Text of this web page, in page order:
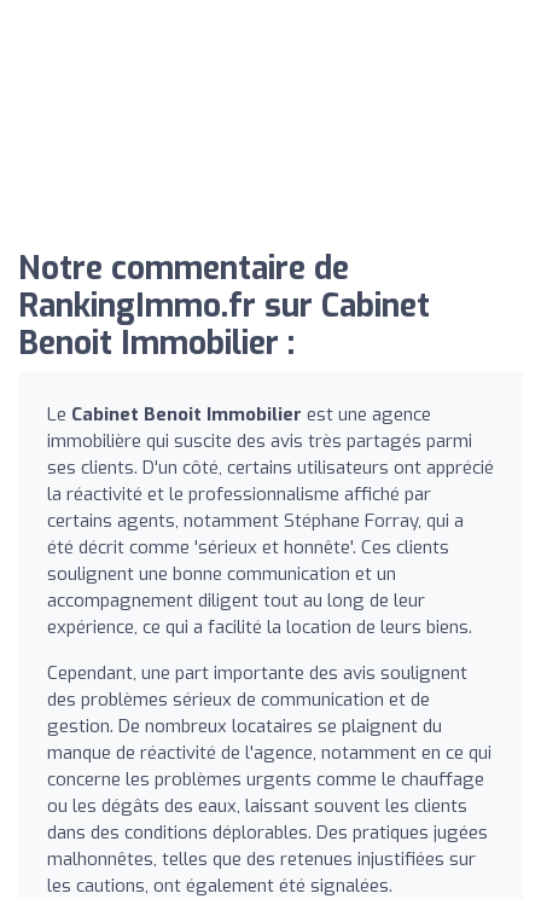
Notre commentaire de
RankingImmo.fr sur Cabinet
Benoit Immobilier :
Le Cabinet Benoit Immobilier est une agence
immobilière qui suscite des avis très partagés parmi
ses clients. D'un côté, certains utilisateurs ont apprécié
la réactivité et le professionnalisme affiché par
certains agents, notamment Stéphane Forray, qui a
été décrit comme 'sérieux et honnête'. Ces clients
soulignent une bonne communication et un
accompagnement diligent tout au long de leur
expérience, ce qui a facilité la location de leurs biens.
Cependant, une part importante des avis soulignent
des problèmes sérieux de communication et de
gestion. De nombreux locataires se plaignent du
manque de réactivité de l'agence, notamment en ce qui
concerne les problèmes urgents comme le chauffage
ou les dégâts des eaux, laissant souvent les clients
dans des conditions déplorables. Des pratiques jugées
malhonnêtes, telles que des retenues injustifiées sur
les cautions, ont également été signalées.